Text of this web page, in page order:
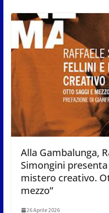
Alla Gambalunga,
Simongini presenta
mistero creativo.
mezzo”
26 Aprile 2026